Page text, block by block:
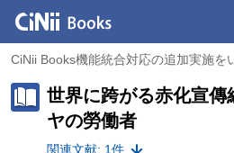
CiNii Books機能統合対応の追加実施を
世界に跨がる赤化宣
ヤの勞働者
関連文献: 1件